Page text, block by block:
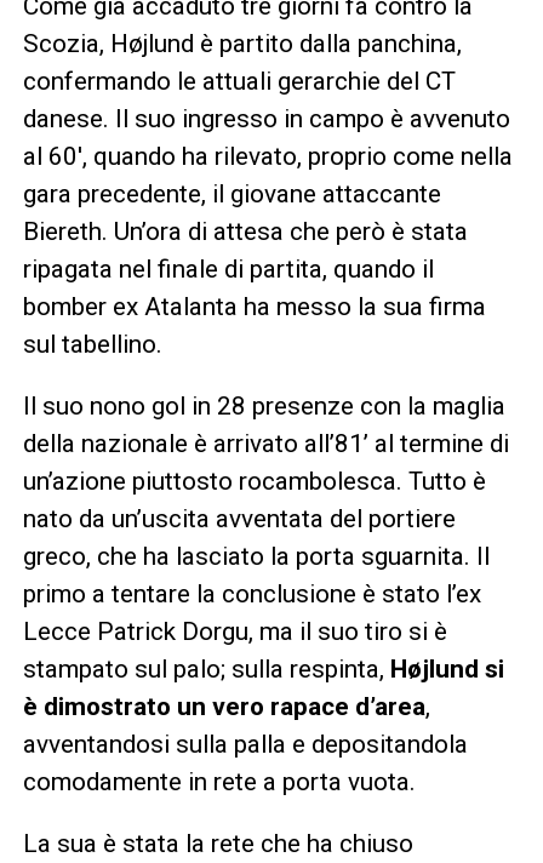
Scozia, Højlund è partito dalla panchina,
confermando le attuali gerarchie del CT
danese. Il suo ingresso in campo è avvenuto
al 60′, quando ha rilevato, proprio come nella
gara precedente, il giovane attaccante
Biereth. Un’ora di attesa che però è stata
ripagata nel finale di partita, quando il
bomber ex Atalanta ha messo la sua firma
sul tabellino.
Il suo nono gol in 28 presenze con la maglia
della nazionale è arrivato all’81’ al termine di
un’azione piuttosto rocambolesca. Tutto è
nato da un’uscita avventata del portiere
greco, che ha lasciato la porta sguarnita. Il
primo a tentare la conclusione è stato l’ex
Lecce Patrick Dorgu, ma il suo tiro si è
stampato sul palo; sulla respinta, Højlund si
è dimostrato un vero rapace d’area,
avventandosi sulla palla e depositandola
comodamente in rete a porta vuota.
La sua è stata la rete che ha chiuso